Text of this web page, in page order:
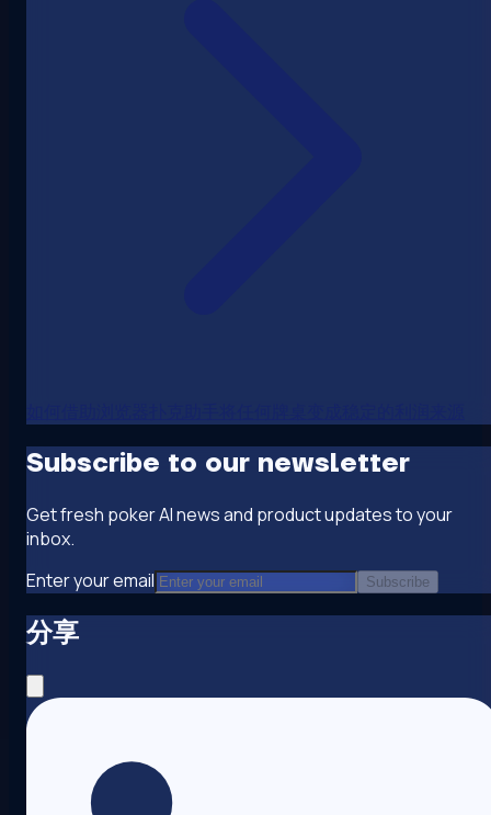
Subscribe to our newsletter
Get fresh poker AI news and product updates to your
inbox.
Enter your email
Subscribe
分享